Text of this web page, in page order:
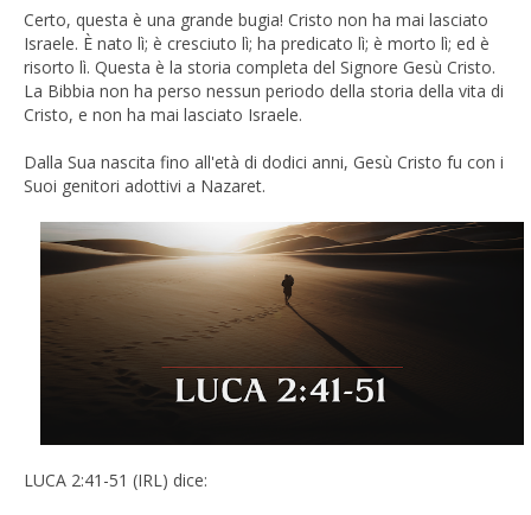
Certo, questa è una grande bugia! Cristo non ha mai lasciato
Israele. È nato lì; è cresciuto lì; ha predicato lì; è morto lì; ed è
risorto lì. Questa è la storia completa del Signore Gesù Cristo.
La Bibbia non ha perso nessun periodo della storia della vita di
Cristo, e non ha mai lasciato Israele.
Dalla Sua nascita fino all'età di dodici anni, Gesù Cristo fu con i
Suoi genitori adottivi a Nazaret.
LUCA 2:41-51 (IRL) dice: